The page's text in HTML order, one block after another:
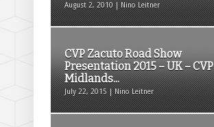
August 2, 2010 | Nino Leitner
CVP Zacuto Road Show
Presentation 2015 – UK – CVP
Midlands...
July 22, 2015 | Nino Leitner